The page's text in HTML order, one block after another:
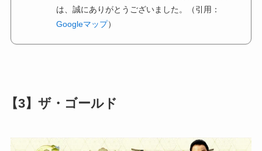
は、誠にありがとうございました。（引用：
Googleマップ）
【3】ザ・ゴールド